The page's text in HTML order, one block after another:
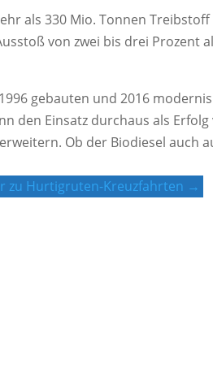
als 330 Mio. Tonnen
von zwei bis drei Prozent
gebauten und 2016
den Einsatz durchaus als
Ob der Biodiesel auch
zu Hurtigruten-Kreuzfahrten →